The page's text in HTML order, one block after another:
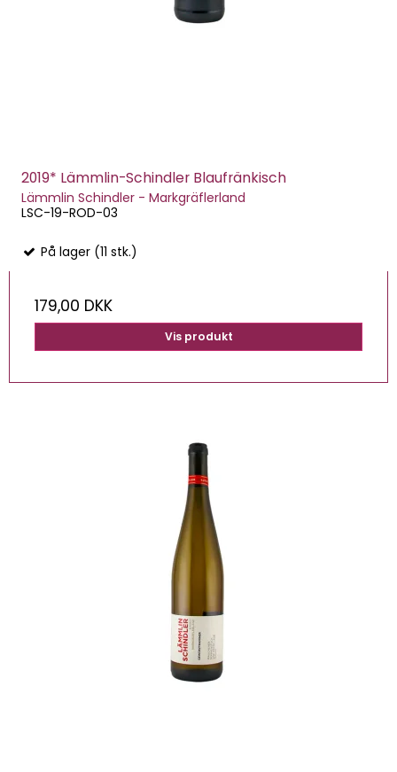
2019* Lämmlin-Schindler Blaufränkisch
Lämmlin Schindler - Markgräflerland
LSC-19-ROD-03
På lager (11 stk.)
179,00 DKK
Vis produkt